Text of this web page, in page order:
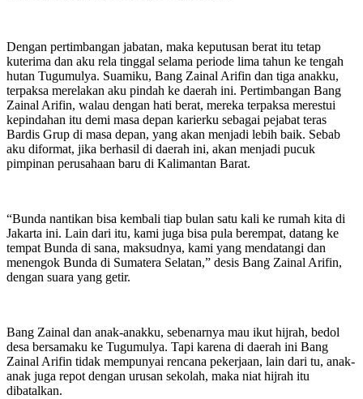
Dengan pertimbangan jabatan, maka keputusan berat itu tetap
kuterima dan aku rela tinggal selama periode lima tahun ke tengah
hutan Tugumulya. Suamiku, Bang Zainal Arifin dan tiga anakku,
terpaksa merelakan aku pindah ke daerah ini. Pertimbangan Bang
Zainal Arifin, walau dengan hati berat, mereka terpaksa merestui
kepindahan itu demi masa depan karierku sebagai pejabat teras
Bardis Grup di masa depan, yang akan menjadi lebih baik. Sebab
aku diformat, jika berhasil di daerah ini, akan menjadi pucuk
pimpinan perusahaan baru di Kalimantan Barat.
“Bunda nantikan bisa kembali tiap bulan satu kali ke rumah kita di
Jakarta ini. Lain dari itu, kami juga bisa pula berempat, datang ke
tempat Bunda di sana, maksudnya, kami yang mendatangi dan
menengok Bunda di Sumatera Selatan,” desis Bang Zainal Arifin,
dengan suara yang getir.
Bang Zainal dan anak-anakku, sebenarnya mau ikut hijrah, bedol
desa bersamaku ke Tugumulya. Tapi karena di daerah ini Bang
Zainal Arifin tidak mempunyai rencana pekerjaan, lain dari tu, anak-
anak juga repot dengan urusan sekolah, maka niat hijrah itu
dibatalkan.